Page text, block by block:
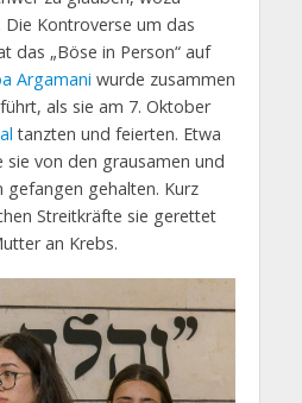
Kontroverse um das
das „Böse in Person“ auf
Argamani wurde zusammen
als sie am 7. Oktober
tanzten und feierten. Etwa
sie von den grausamen und
gehalten. Kurz
Streitkräfte sie gerettet
an Krebs.